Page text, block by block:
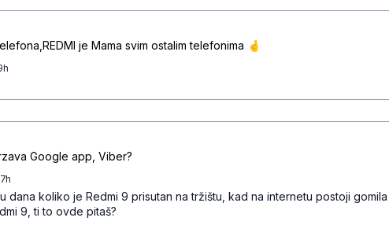
je Mama svim ostalim telefonima 🤞
Google app, Viber?
dana koliko je Redmi 9 prisutan na tržištu, kad na internetu postoji gomila
9, ti to ovde pitaš?